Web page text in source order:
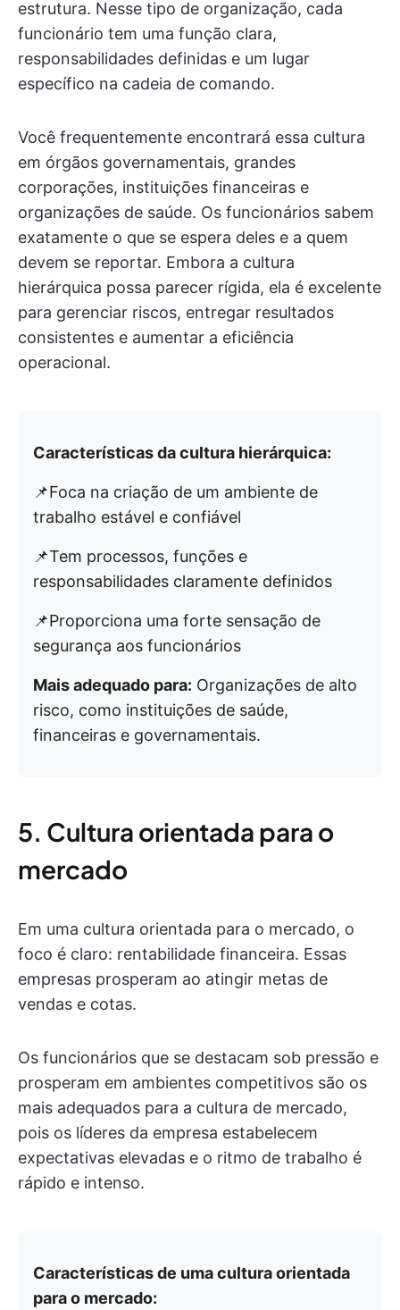
estrutura. Nesse tipo de organização, cada
funcionário tem uma função clara,
responsabilidades definidas e um lugar
específico na cadeia de comando.
Você frequentemente encontrará essa cultura
em órgãos governamentais, grandes
corporações, instituições financeiras e
organizações de saúde. Os funcionários sabem
exatamente o que se espera deles e a quem
devem se reportar. Embora a cultura
hierárquica possa parecer rígida, ela é excelente
para gerenciar riscos, entregar resultados
consistentes e aumentar a eficiência
operacional.
Características da cultura hierárquica:
📌Foca na criação de um ambiente de
trabalho estável e confiável
📌Tem processos, funções e
responsabilidades claramente definidos
📌Proporciona uma forte sensação de
segurança aos funcionários
Mais adequado para: Organizações de alto
risco, como instituições de saúde,
financeiras e governamentais.
5. Cultura orientada para o
mercado
Em uma cultura orientada para o mercado, o
foco é claro: rentabilidade financeira. Essas
empresas prosperam ao atingir metas de
vendas e cotas.
Os funcionários que se destacam sob pressão e
prosperam em ambientes competitivos são os
mais adequados para a cultura de mercado,
pois os líderes da empresa estabelecem
expectativas elevadas e o ritmo de trabalho é
rápido e intenso.
Características de uma cultura orientada
para o mercado: